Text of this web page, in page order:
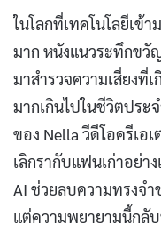
ในโลกที่เทคโนโลยีเข้
มาก หนังแนวระทึกขวั
มาสำรวจความเสี่ยงที่
มากเกินไปในชีวิตประ
ของ Nella วีดีโอครีเอ
เลิกรากับแฟนเก่าอย่า
AI ช่วยลบความทรงจ
แต่ความพยายามนี้กลั